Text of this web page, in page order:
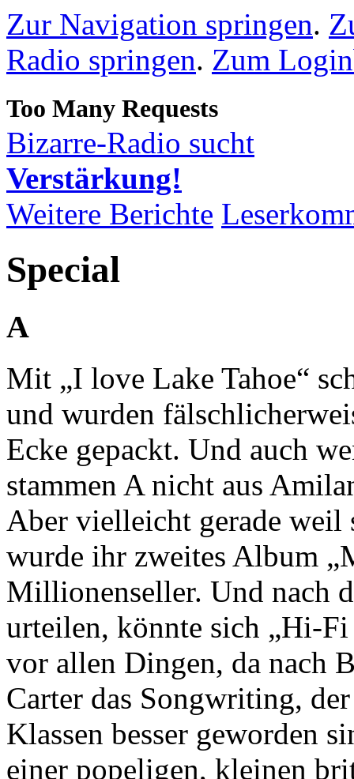
Zur Navigation springen.
Radio springen. Zum
Bizarre-Radio sucht
Verstärkung!
Weitere Berichte
Special
A
Mit „I love Lake Tahoe“
und wurden
Ecke gepackt. Und auch
stammen A nicht aus
Aber vielleicht gerade
wurde ihr zweites Album
Millionenseller. Und nach
urteilen, könnte sich „Hi-
vor allen Dingen, da nach
Carter das Songwriting,
Klassen besser geworden
einer popeligen, kleinen